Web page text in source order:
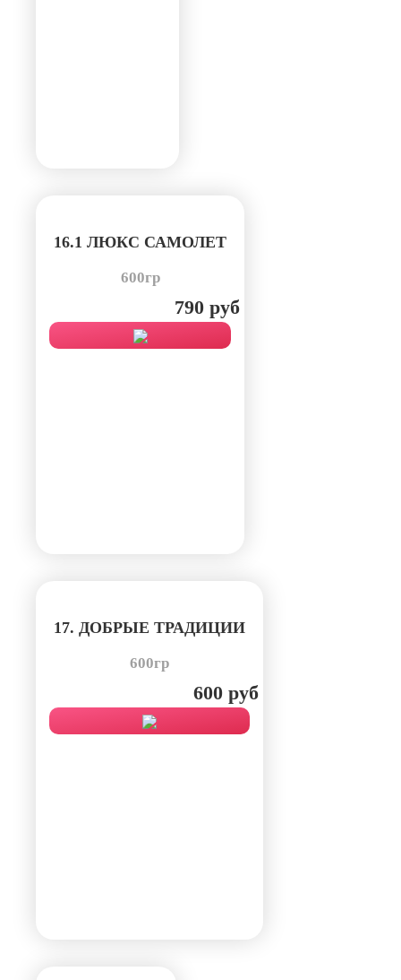
16.1 ЛЮКС САМОЛЕТ
600гр
790 руб
17. ДОБРЫЕ ТРАДИЦИИ
600гр
600 руб